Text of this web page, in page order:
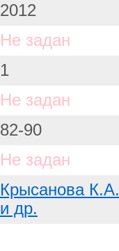
2012
Не задан
1
Не задан
82-90
Не задан
Крысанова К.А.
и др.